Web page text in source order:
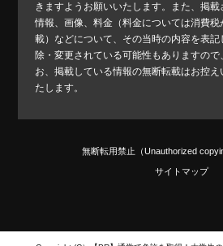
きますようお願いいたします。また、掲
情報、画像、料金（料金については消費
載）などについて、その当時の内容を表記
除・変更されている可能性もありますの
お、掲載している情報の無断転載はお控
たします。
無断転用禁止（Unauthorized
サイトマップ